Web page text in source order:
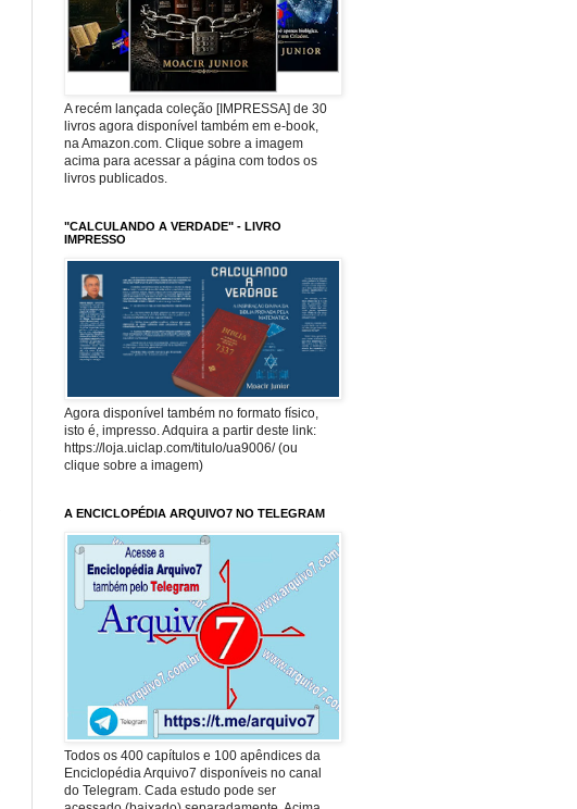
A recém lançada coleção [IMPRESSA] de 30
livros agora disponível também em e-book,
na Amazon.com. Clique sobre a imagem
acima para acessar a página com todos os
livros publicados.
"CALCULANDO A VERDADE" - LIVRO
IMPRESSO
Agora disponível também no formato físico,
isto é, impresso. Adquira a partir deste link:
https://loja.uiclap.com/titulo/ua9006/ (ou
clique sobre a imagem)
A ENCICLOPÉDIA ARQUIVO7 NO TELEGRAM
Todos os 400 capítulos e 100 apêndices da
Enciclopédia Arquivo7 disponíveis no canal
do Telegram. Cada estudo pode ser